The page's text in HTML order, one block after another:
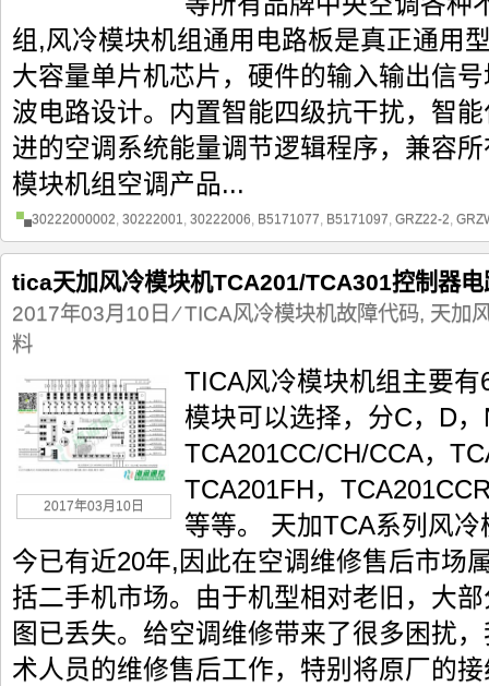
组,风冷模块机组通用电路板是真正通用
大容量单片机芯片，硬件的输入输出信
波电路设计。内置智能四级抗干扰，智
进的空调系统能量调节逻辑程序，兼容
模块机组空调产品...
30222000002, 30222001, 30222006, B5171077, B5171097, GRZ22-2,
tica天加风冷模块机TCA201/TCA301控制器电
2017年03月10日 ⁄TICA风冷模块机故障代码, 天加
料
2017年03月10日
TICA风冷模块机组主要
模块可以选择，分C，D
TCA201CC/CH/CCA，
TCA201FH，
等等。 天加TCA系列风
今已有近20年,因此在空调维修售后市场
括二手机市场。由于机型相对老旧，大
图已丢失。给空调维修带来了很多困扰
术人员的维修售后工作，特别将原厂的